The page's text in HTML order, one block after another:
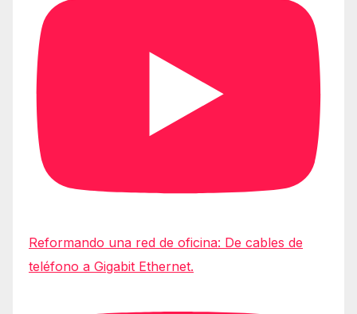
Reformando una red de oficina: De cables de
teléfono a Gigabit Ethernet.